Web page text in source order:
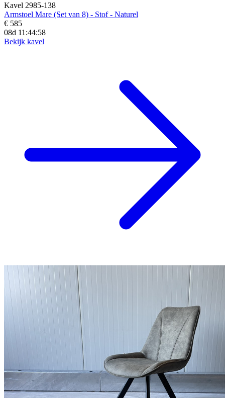
Kavel 2985-138
Armstoel Mare (Set van 8) - Stof - Naturel
€ 585
08d 11:44:56
Bekijk kavel